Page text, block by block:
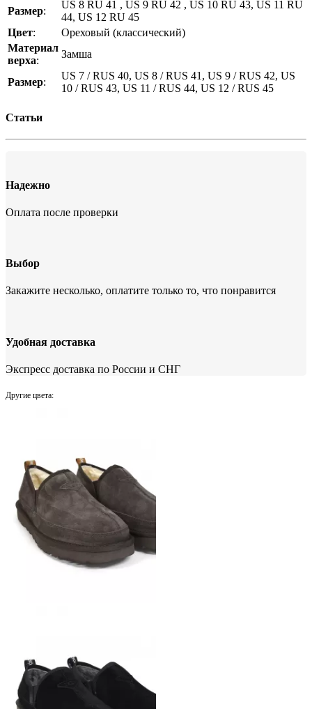
Размер:
US 8 RU 41 , US 9 RU 42 , US 10 RU 43, US 11 RU
44, US 12 RU 45
Цвет:
Ореховый (классический)
Материал
верха:
Замша
Размер:
US 7 / RUS 40, US 8 / RUS 41, US 9 / RUS 42, US
10 / RUS 43, US 11 / RUS 44, US 12 / RUS 45
Статьи
Надежно
Оплата после проверки
Выбор
Закажите несколько, оплатите только то, что понравится
Удобная доставка
Экспресс доставка по России и СНГ
Другие цвета: